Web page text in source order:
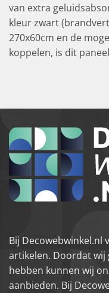
van extra
kleur zwart
270x60cm en de
koppelen, is dit
Bij Decowebwinkel.nl
artikelen. Doordat wij
hebben kunnen wij
aanbieden. Bij